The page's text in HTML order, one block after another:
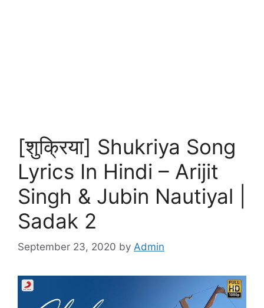
[शुक्रिया] Shukriya Song
Lyrics In Hindi – Arijit
Singh & Jubin Nautiyal |
Sadak 2
September 23, 2020 by Admin